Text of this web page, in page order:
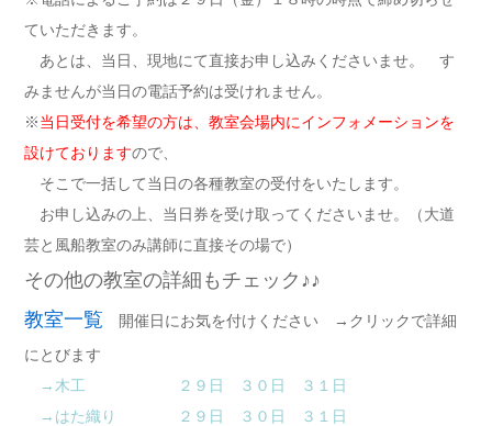
ていただきます。
あとは、当日、現地にて直接お申し込みくださいませ。 す
みませんが当日の電話予約は受けれません。
※当日受付を希望の方は、教室会場内にインフォメーションを
設けておりますので、
そこで一括して当日の各種教室の受付をいたします。
お申し込みの上、当日券を受け取ってくださいませ。（大道
芸と風船教室のみ講師に直接その場で）
その他の教室の詳細もチェック♪♪
教室一覧 開催日にお気を付けください →クリックで詳細
にとびます
→木工 ２９日 ３０日 ３１日
→はた織り ２９日 ３０日 ３１日